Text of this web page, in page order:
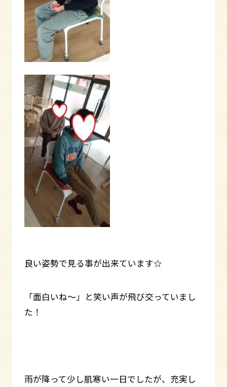
良い姿勢で見る事が出来ています☆
「面白いね～」と笑い声が飛び交っていまし
た！
雨が降って少し肌寒い一日でしたが、充実し